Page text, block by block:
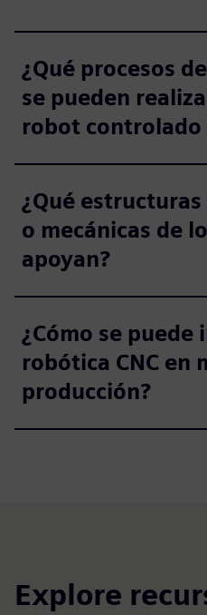
¿Qué procesos
se pueden
robot controlado
¿Qué
o mecánicas de
apoyan?
¿Cómo se puede
robótica CNC en
producción?
Explore